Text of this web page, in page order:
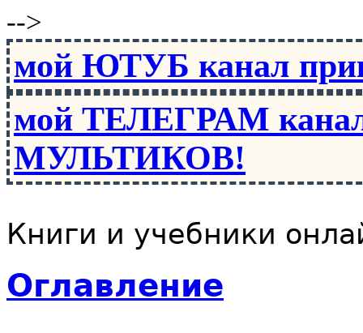
-->
мой ЮТУБ канал
мой ТЕЛЕГРАМ
МУЛЬТИКОВ!
Книги и учебники
Оглавление